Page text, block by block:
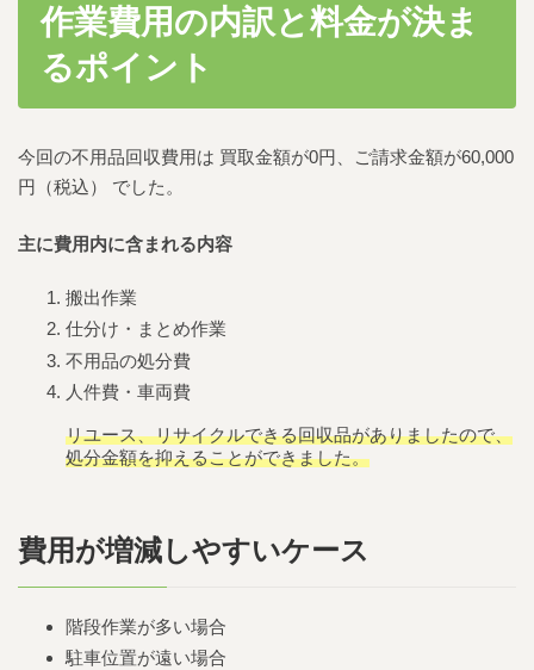
作業費用の内訳と料金が決ま
るポイント
今回の不用品回収費用は 買取金額が0円、ご請求金額が60,000
円（税込） でした。
主に費用内に含まれる内容
搬出作業
仕分け・まとめ作業
不用品の処分費
人件費・車両費
リユース、リサイクルできる回収品がありましたので、
処分金額を抑えることができました。
費用が増減しやすいケース
階段作業が多い場合
駐車位置が遠い場合